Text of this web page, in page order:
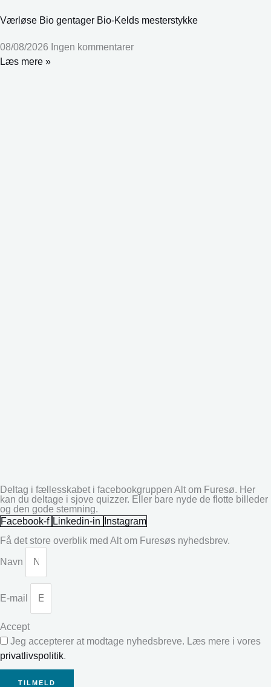
Værløse Bio gentager Bio-Kelds mesterstykke
08/08/2026 Ingen kommentarer
Læs mere »
Deltag i fællesskabet i facebookgruppen Alt om Furesø. Her
kan du deltage i sjove quizzer. Eller bare nyde de flotte billeder
og den gode stemning.
Facebook-f Linkedin-in
Instagram
Få det store overblik med Alt om Furesøs nyhedsbrev.
Navn
E-mail
Accept
Jeg accepterer at modtage nyhedsbreve. Læs mere i vores
privatlivspolitik.
TILMELD